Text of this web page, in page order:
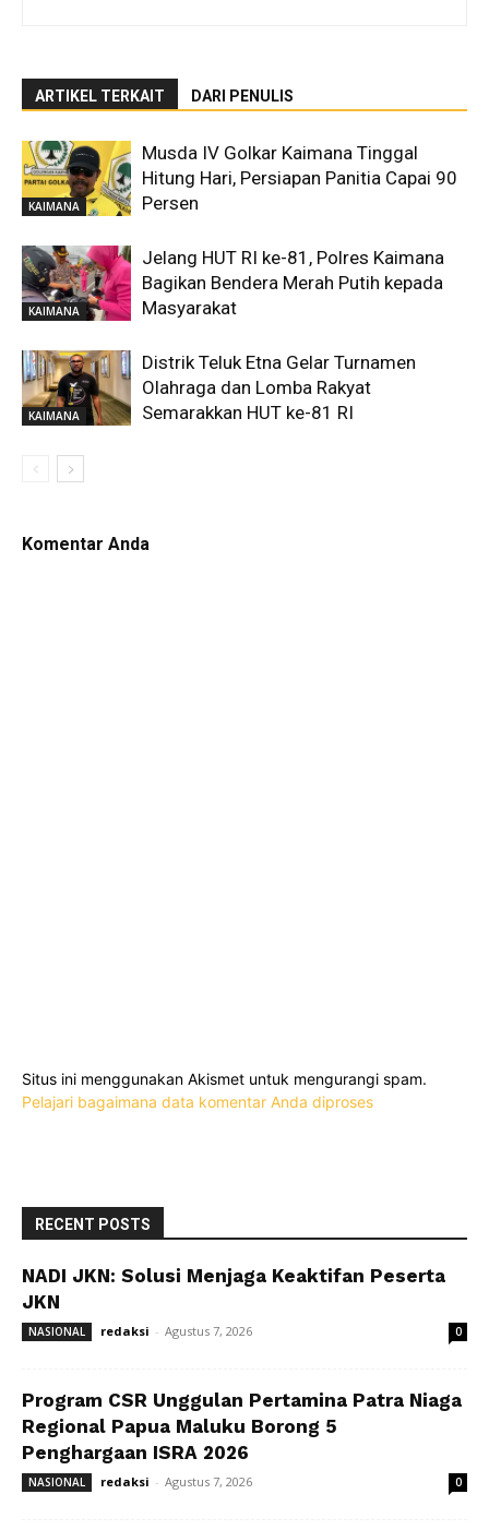
ARTIKEL TERKAIT DARI PENULIS
KAIMANA
Musda IV Golkar Kaimana Tinggal
Hitung Hari, Persiapan Panitia Capai 90
Persen
KAIMANA
Jelang HUT RI ke-81, Polres Kaimana
Bagikan Bendera Merah Putih kepada
Masyarakat
KAIMANA
Distrik Teluk Etna Gelar Turnamen
Olahraga dan Lomba Rakyat
Semarakkan HUT ke-81 RI
Komentar Anda
Situs ini menggunakan Akismet untuk mengurangi spam.
Pelajari bagaimana data komentar Anda diproses
RECENT POSTS
NADI JKN: Solusi Menjaga Keaktifan Peserta
JKN
NASIONAL redaksi - Agustus 7, 2026 0
Program CSR Unggulan Pertamina Patra Niaga
Regional Papua Maluku Borong 5
Penghargaan ISRA 2026
NASIONAL redaksi - Agustus 7, 2026 0